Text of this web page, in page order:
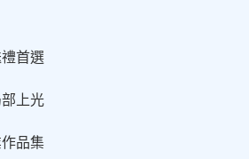
首選
上光
品集